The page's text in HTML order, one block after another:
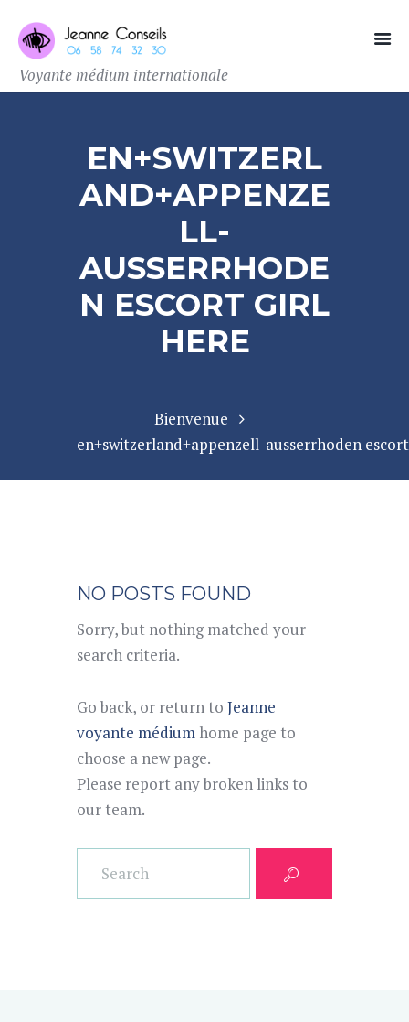
Voyante médium internationale
EN+SWITZERL
AND+APPENZE
LL-
AUSSERRHODE
N ESCORT GIRL
HERE
Bienvenue
en+switzerland+appenzell-ausserrhoden
NO POSTS FOUND
Sorry, but nothing matched your
search criteria.
Go back, or return to Jeanne
voyante médium home page to
choose a new page.
Please report any broken links to
our team.